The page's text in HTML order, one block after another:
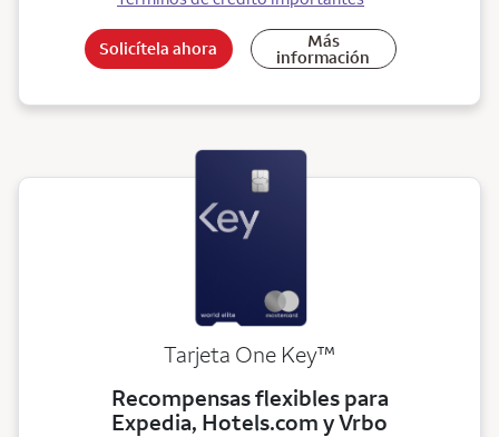
Solicítela ahora Más
información
Tarjeta One Keytrademark
™
Recompensas flexibles para
Expedia, Hotels.com y Vrbo